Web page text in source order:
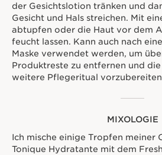
der Gesichtslotion tränken und
Gesicht und Hals streichen. Mit
abtupfen oder die Haut vor dem
feucht lassen. Kann auch nach
Maske verwendet werden, um
Produktreste zu entfernen und
weitere Pflegeritual
MIXOLOGIE
Ich mische einige Tropfen meiner
Tonique Hydratante mit dem